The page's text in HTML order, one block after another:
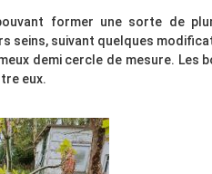
former une sorte de
seins, suivant quelques
demi cercle de mesure. Les
eux.